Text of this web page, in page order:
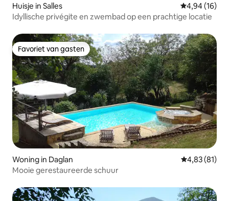
Huisje in Salles Gemiddelde
4,94 (16)
Idyllische privégite en zwembad op een prachtige locatie
Favoriet van gasten
Favoriet van gasten
Woning in Daglan Gemiddelde
4,83 (81)
Mooie gerestaureerde schuur